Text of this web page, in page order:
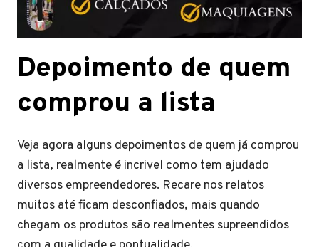
Depoimento de quem
comprou a lista
Veja agora alguns depoimentos de quem já comprou
a lista, realmente é incrivel como tem ajudado
diversos empreendedores. Recare nos relatos
muitos até ficam desconfiados, mais quando
chegam os produtos são realmentes supreendidos